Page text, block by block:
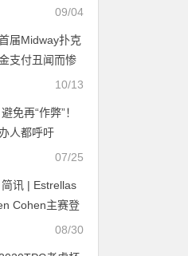
感到空虚”09/04
届Midway扑克
支付丑闻而惨
10/13
免再“作弊”！
人都呼吁
令，GG大使丹
07/25
简讯 | Estrellas
Cohen主赛登
客赛收获季军
08/30